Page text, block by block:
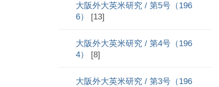
大阪外大英米研究 / 第5号（196
6） [13]
大阪外大英米研究 / 第4号（196
4） [8]
大阪外大英米研究 / 第3号（196